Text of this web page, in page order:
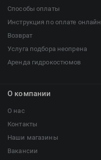
Способы оплаты
Инструкция по оплате онлайн
Возврат
Услуга подбора неопрена
Аренда гидрокостюмов
О компании
О нас
Контакты
Наши магазины
Вакансии